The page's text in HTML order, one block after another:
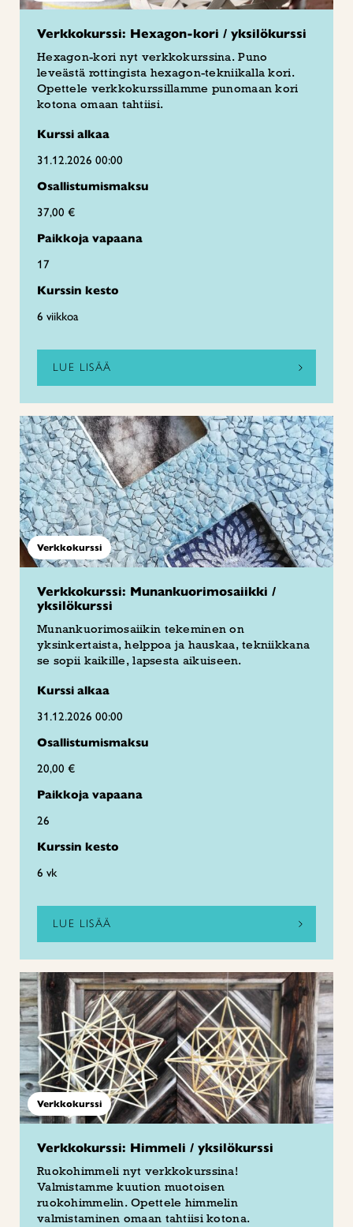
Verkkokurssi: Hexagon-kori / yksilökurssi
Hexagon-kori nyt verkkokurssina. Puno
leveästä rottingista hexagon-tekniikalla kori.
Opettele verkkokurssillamme punomaan kori
kotona omaan tahtiisi.
Kurssi alkaa
31.12.2026 00:00
Osallistumismaksu
37,00 €
Paikkoja vapaana
17
Kurssin kesto
6 viikkoa
LUE LISÄÄ
Verkkokurssi
Verkkokurssi: Munankuorimosaiikki /
yksilökurssi
Munankuorimosaiikin tekeminen on
yksinkertaista, helppoa ja hauskaa, tekniikkana
se sopii kaikille, lapsesta aikuiseen.
Kurssi alkaa
31.12.2026 00:00
Osallistumismaksu
20,00 €
Paikkoja vapaana
26
Kurssin kesto
6 vk
LUE LISÄÄ
Verkkokurssi
Verkkokurssi: Himmeli / yksilökurssi
Ruokohimmeli nyt verkkokurssina!
Valmistamme kuution muotoisen
ruokohimmelin. Opettele himmelin
valmistaminen omaan tahtiisi kotona.